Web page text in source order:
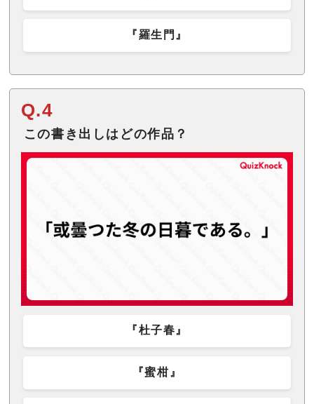
『羅生門』
Q.4
この書き出しはどの作品？
『杜子春』
『蜜柑』